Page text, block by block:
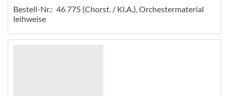
Bestell-Nr.: 46 775 (Chorst. / Kl.A.), Orchestermaterial
leihweise